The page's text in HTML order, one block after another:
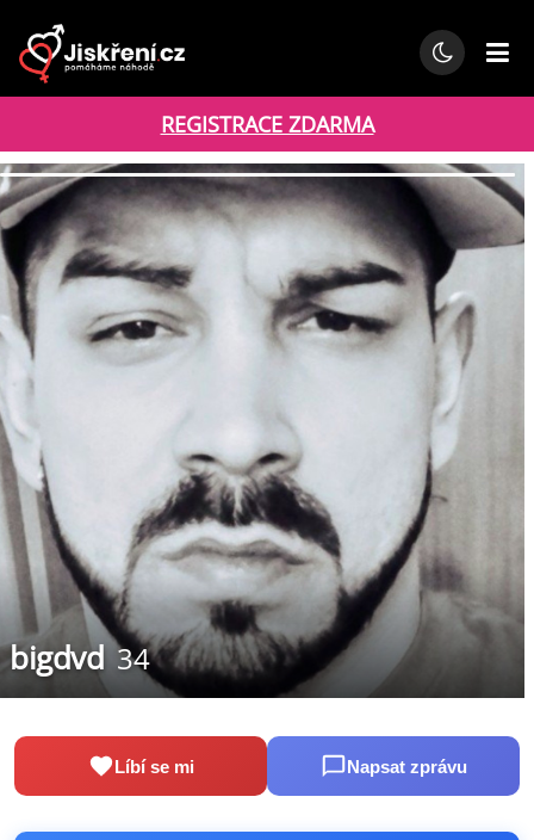
REGISTRACE ZDARMA
bigdvd 34
Líbí se mi Napsat zprávu